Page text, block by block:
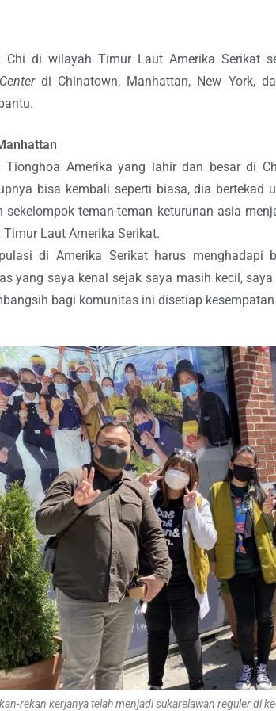
Chi di wilayah Timur Laut Amerika Serikat
di Chinatown, Manhattan, New York,
Tionghoa Amerika yang lahir dan besar di
bisa kembali seperti biasa, dia
teman-teman keturunan asia
Laut Amerika Serikat.
di Amerika Serikat harus
yang saya kenal sejak saya masih kecil,
bagi komunitas ini disetiap
rekan kerjanya telah menjadi sukarelawan reguler di